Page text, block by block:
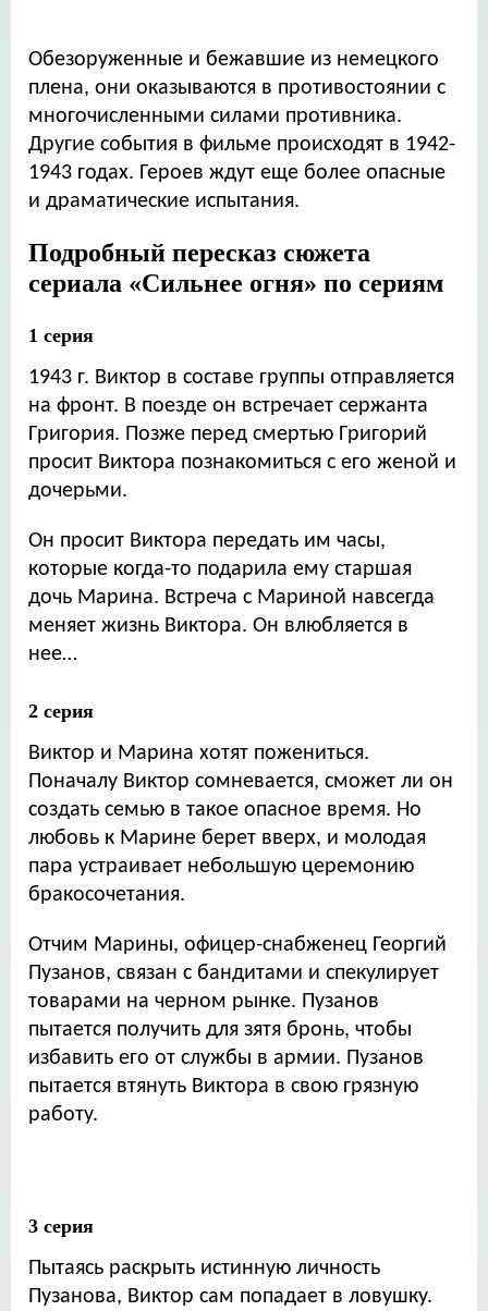
Обезоруженные и бежавшие из немецкого
плена, они оказываются в противостоянии с
многочисленными силами противника.
Другие события в фильме происходят в 1942-
1943 годах. Героев ждут еще более опасные
и драматические испытания.
Подробный пересказ сюжета
сериала «Сильнее огня» по сериям
1 серия
1943 г. Виктор в составе группы отправляется
на фронт. В поезде он встречает сержанта
Григория. Позже перед смертью Григорий
просит Виктора познакомиться с его женой и
дочерьми.
Он просит Виктора передать им часы,
которые когда-то подарила ему старшая
дочь Марина. Встреча с Мариной навсегда
меняет жизнь Виктора. Он влюбляется в
нее…
2 серия
Виктор и Марина хотят пожениться.
Поначалу Виктор сомневается, сможет ли он
создать семью в такое опасное время. Но
любовь к Марине берет вверх, и молодая
пара устраивает небольшую церемонию
бракосочетания.
Отчим Марины, офицер-снабженец Георгий
Пузанов, связан с бандитами и спекулирует
товарами на черном рынке. Пузанов
пытается получить для зятя бронь, чтобы
избавить его от службы в армии. Пузанов
пытается втянуть Виктора в свою грязную
работу.
3 серия
Пытаясь раскрыть истинную личность
Пузанова, Виктор сам попадает в ловушку.